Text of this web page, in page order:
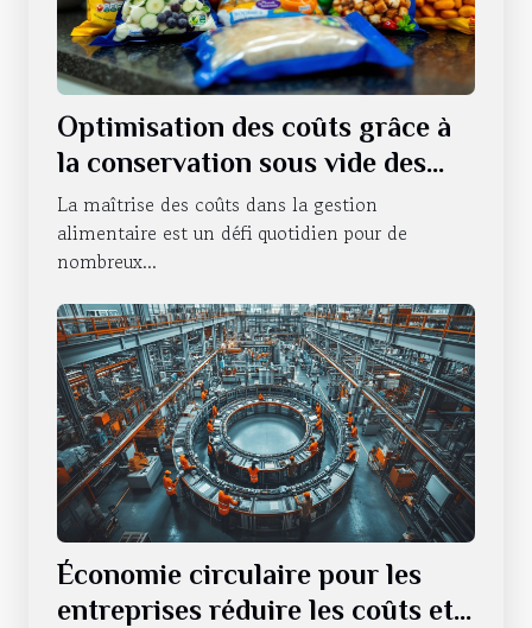
Optimisation des coûts grâce à
la conservation sous vide des
produits alimentaires
La maîtrise des coûts dans la gestion
alimentaire est un défi quotidien pour de
nombreux...
Économie circulaire pour les
entreprises réduire les coûts et